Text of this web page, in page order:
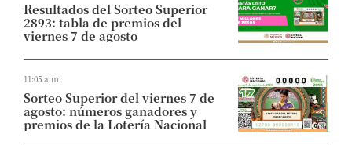
Resultados del Sorteo Superior
2893: tabla de premios del
viernes 7 de agosto
11:05 a.m.
Sorteo Superior del viernes 7 de
agosto: números ganadores y
premios de la Lotería Nacional